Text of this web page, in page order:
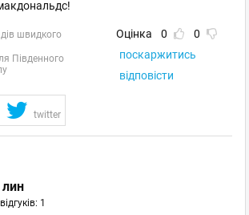
6Д, ТРЦ "Lavina Mall"
- 23:00
- 23:30
швидкого
Південного
Оцінка 0
0
поскаржитись
відповісти
twitter
відгуків: 1